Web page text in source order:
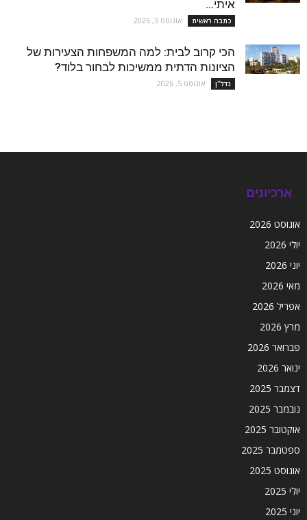
איתי...
כתבה ראשית אוגוסט 5, 2026
הכי קרוב לבית: למה המשפחות הצעירות של
הציונות הדתית ממשיכות לבחור בלוד?
נדל''ן אוגוסט 5, 2026
ארכיונים
אוגוסט 2026
יולי 2026
יוני 2026
מאי 2026
אפריל 2026
מרץ 2026
פברואר 2026
ינואר 2026
דצמבר 2025
נובמבר 2025
אוקטובר 2025
ספטמבר 2025
אוגוסט 2025
יולי 2025
יוני 2025